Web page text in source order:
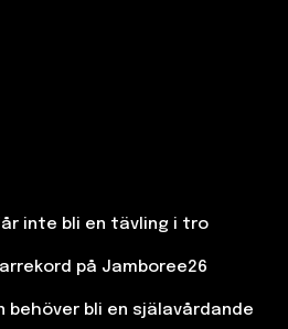
inte bli en tävling i tro
på Jamboree26
behöver bli en själavårdande